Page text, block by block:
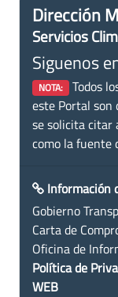
Dirección
Servicios
Siguenos
NOTA: Todos
este Portal son
se solicita citar
como la fuente
Información
Gobierno
Carta de
Oficina de
Política de
WEB